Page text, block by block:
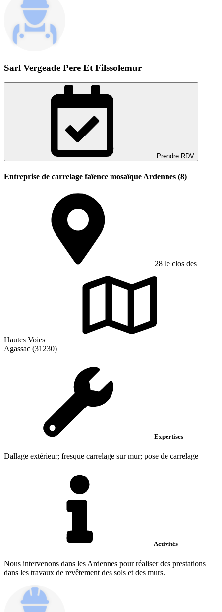
Sarl Vergeade Pere Et Filssolemur
Prendre RDV
Entreprise de carrelage faïence mosaïque Ardennes (8)
28 le clos des
Hautes Voies
Agassac (31230)
Expertises
Dallage extérieur; fresque carrelage sur mur; pose de carrelage
Activités
Nous intervenons dans les Ardennes pour réaliser des prestations
dans les travaux de revêtement des sols et des murs.